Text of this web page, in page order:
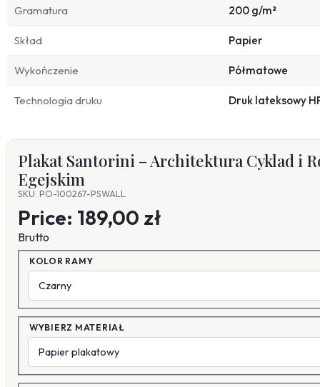
Gramatura 200 g/m²
Skład Papier
Wykończenie Półmatowe
Technologia druku Druk lateksowy
Plakat Santorini – Architektura Cyklad i
Egejskim
SKU: PO-100267-PSWALL
Price: 189,00 zł
Brutto
KOLOR RAMY
WYBIERZ MATERIAŁ